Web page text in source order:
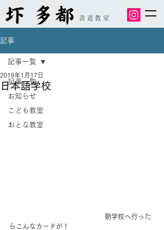
書道教室
記事
記事一覧
お知らせ
こども教室
おとな教室
記事一覧
日本語学校
2019年1月17日
らこんなカードが！